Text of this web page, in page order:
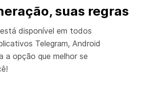
suas regras
disponível em todos
Telegram, Android
a opção que melhor se